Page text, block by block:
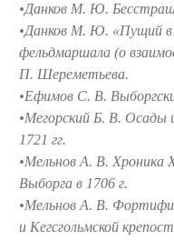
Данков М. Ю.
Данков М. Ю. «Пущий в
фельдмаршала (о
П. Шереметьева.
Ефимов С. В.
Мегорский Б. В. Осады
1721 гг.
Мельнов А. В. Хроника
Выборга в 1706 г.
Мельнов А. В.
и Кегсгольмской